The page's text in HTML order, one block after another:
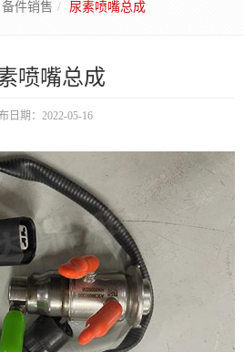
备件销售 尿素喷嘴总成
喷嘴总成
日期：2022-05-16